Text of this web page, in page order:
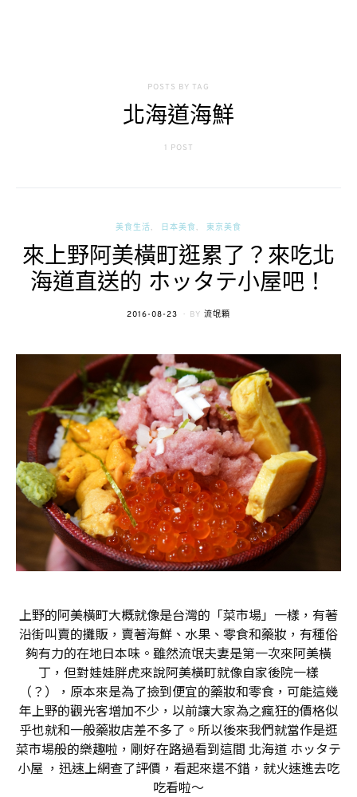
POSTS BY TAG
北海道海鮮
1 POST
美食生活 日本美食 東京美食
來上野阿美橫町逛累了？來吃北
海道直送的 ホッタテ小屋吧！
POSTED
2016-08-23 BY 流氓顆
上野的阿美橫町大概就像是台灣的「菜市場」一樣，有著
沿街叫賣的攤販，賣著海鮮、水果、零食和藥妝，有種俗
夠有力的在地日本味。雖然流氓夫妻是第一次來阿美橫
丁，但對娃娃胖虎來說阿美橫町就像自家後院一樣
（？），原本來是為了撿到便宜的藥妝和零食，可能這幾
年上野的觀光客增加不少，以前讓大家為之瘋狂的價格似
乎也就和一般藥妝店差不多了。所以後來我們就當作是逛
菜市場般的樂趣啦，剛好在路過看到這間 北海道 ホッタテ
小屋 ，迅速上網查了評價，看起來還不錯，就火速進去吃
吃看啦～